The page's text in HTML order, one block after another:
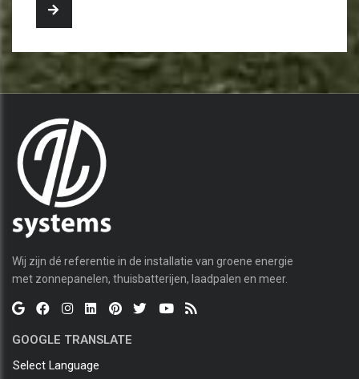
Wij zijn dé referentie in de installatie van groene energie
met zonnepanelen, thuisbatterijen, laadpalen en meer.
GOOGLE TRANSLATE
Select Language